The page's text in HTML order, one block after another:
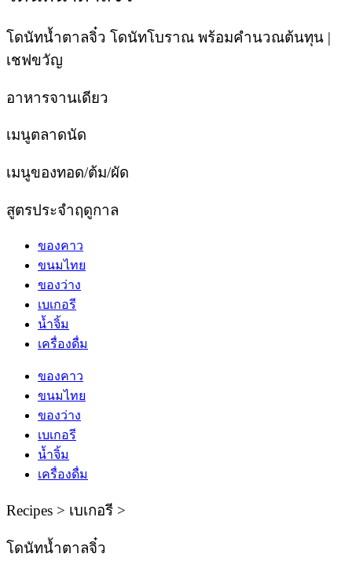
โดนัทน้ำตาลจิ๋ว โดนัทโบราณ พร้อมคำนวณต้นทุน |
เชฟขวัญ
อาหารจานเดียว
เมนูตลาดนัด
เมนูของทอด/ต้ม/ผัด
สูตรประจำฤดูกาล
ของคาว
ขนมไทย
ของว่าง
เบเกอรี
น้ำจิ้ม
เครื่องดื่ม
ของคาว
ขนมไทย
ของว่าง
เบเกอรี
น้ำจิ้ม
เครื่องดื่ม
Recipes > เบเกอรี >
โดนัทน้ำตาลจิ๋ว